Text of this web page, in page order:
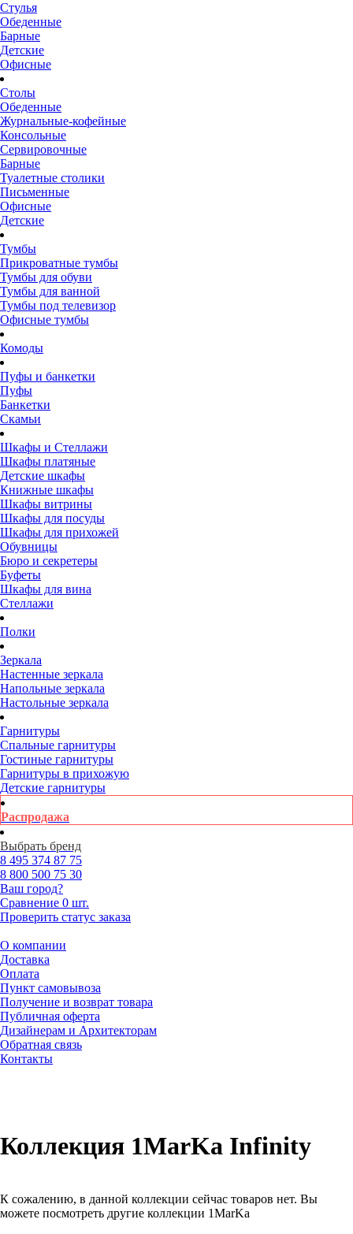
Стулья
Обеденные
Барные
Детские
Офисные
Столы
Обеденные
Журнальные-кофейные
Консольные
Сервировочные
Барные
Туалетные столики
Письменные
Офисные
Детские
Тумбы
Прикроватные тумбы
Тумбы для обуви
Тумбы для ванной
Тумбы под телевизор
Офисные тумбы
Комоды
Пуфы и банкетки
Пуфы
Банкетки
Скамьи
Шкафы и Стеллажи
Шкафы платяные
Детские шкафы
Книжные шкафы
Шкафы витрины
Шкафы для посуды
Шкафы для прихожей
Обувницы
Бюро и секретеры
Буфеты
Шкафы для вина
Стеллажи
Полки
Зеркала
Настенные зеркала
Напольные зеркала
Настольные зеркала
Гарнитуры
Спальные гарнитуры
Гостиные гарнитуры
Гарнитуры в прихожую
Детские гарнитуры
Распродажа
Выбрать бренд
8 495 374 87 75
8 800 500 75 30
Ваш город?
Сравнение 0 шт.
Проверить статус заказа
О компании
Доставка
Оплата
Пункт самовывоза
Получение и возврат товара
Публичная оферта
Дизайнерам и Архитекторам
Обратная связь
Контакты
Коллекция 1MarKa Infinity
К сожалению, в данной коллекции сейчас товаров нет. Вы
можете посмотреть другие коллекции 1MarKa